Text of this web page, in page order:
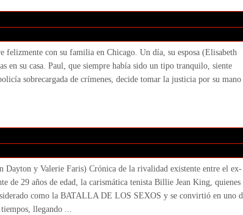
Roth)
con su familia en Chicago. Un día, su esposa (Elisabeth
en su casa. Paul, que siempre había sido un tipo tranquilo, siente
sobrecargada de crímenes, decide tomar la justicia por su mano
Dayton y Valerie Faris) Crónica de la rivalidad existente entre el ex-
de 29 años de edad, la carismática tenista Billie Jean King, quienes
como la BATALLA DE LOS SEXOS y se convirtió en uno
llegando ...